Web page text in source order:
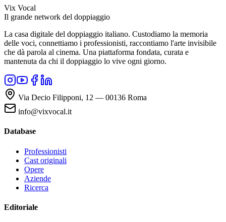
Vix Vocal
Il grande network del doppiaggio
La casa digitale del doppiaggio italiano. Custodiamo la memoria
delle voci, connettiamo i professionisti, raccontiamo l'arte invisibile
che dà parola al cinema. Una piattaforma fondata, curata e
mantenuta da chi il doppiaggio lo vive ogni giorno.
Via Decio Filipponi, 12 — 00136 Roma
info@vixvocal.it
Database
Professionisti
Cast originali
Opere
Aziende
Ricerca
Editoriale